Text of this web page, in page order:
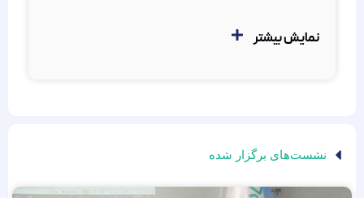
نمایش بیشتر
نشست‌های برگزار شده